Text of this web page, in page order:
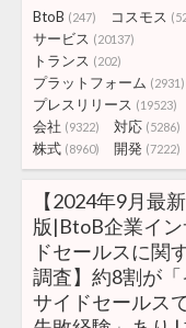
BtoB (247) コスモス
サービス (20137)
トランス (202)
プラットフォーム (2931)
プレスリリース (19523)
会社 (9322) 対応 (5286)
株式 (8960) 開発 (7222)
【2024年9月最新
版|BtoB企業イン
ドセールスに関
調査】約8割が「
サイドセールス